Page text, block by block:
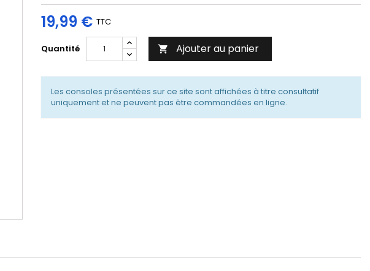
19,99 € TTC
Quantité  Ajouter au panier
Les consoles présentées sur ce site sont affichées à titre consultatif
uniquement et ne peuvent pas être commandées en ligne.